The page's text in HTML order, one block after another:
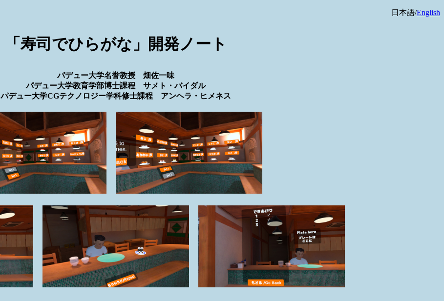
日本語/English
「寿司でひらがな」開発ノート
パデュー大学名誉教授 畑佐一味
パデュー大学教育学部博士課程 サメト・バイダル
パデュー大学CGテクノロジー学科修士課程 アンヘラ・ヒメネス